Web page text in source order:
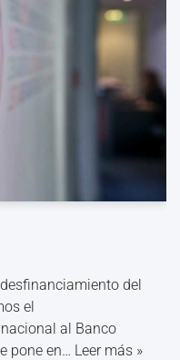
del
el
al Banco
pone en… Leer más »